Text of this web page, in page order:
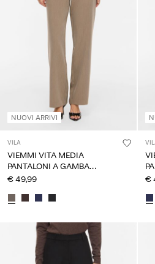
NUOVI ARRIVI
VILA
VIEMMI VITA MEDIA
PANTALONI A GAMBA
DRITTA
€ 49,99 €